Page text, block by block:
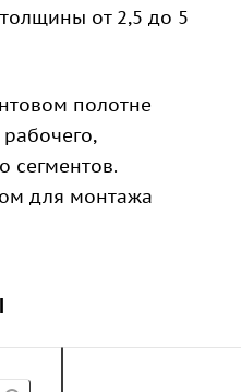
от 2,5 до 5
полотне
сегментов.
для монтажа